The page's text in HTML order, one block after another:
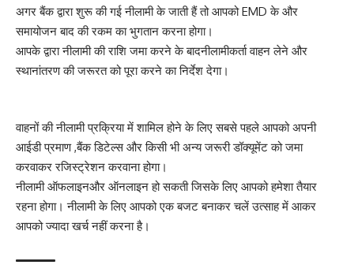
अगर बैंक द्वारा शुरू की गई नीलामी के जाती हैं तो आपको EMD के और
समायोजन बाद की रकम का भुगतान करना होगा।
आपके द्वारा नीलामी की राशि जमा करने के बादनीलामीकर्ता वाहन लेने और
स्थानांतरण की जरूरत को पूरा करने का निर्देश देगा।
वाहनों की नीलामी प्रक्रिया में शामिल होने के लिए सबसे पहले आपको अपनी
आईडी प्रमाण ,बैंक डिटेल्स और किसी भी अन्य जरूरी डॉक्यूमेंट को जमा
करवाकर रजिस्ट्रेशन करवाना होगा।
नीलामी ऑफलाइनऔर ऑनलाइन हो सकती जिसके लिए आपको हमेशा तैयार
रहना होगा। नीलामी के लिए आपको एक बजट बनाकर चलें उत्साह में आकर
आपको ज्यादा खर्च नहीं करना है।